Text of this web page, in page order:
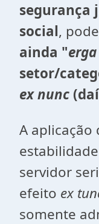
segurança
social,
ainda "
setor/
ex nunc
A aplicação
servidor
efeito ex
somente